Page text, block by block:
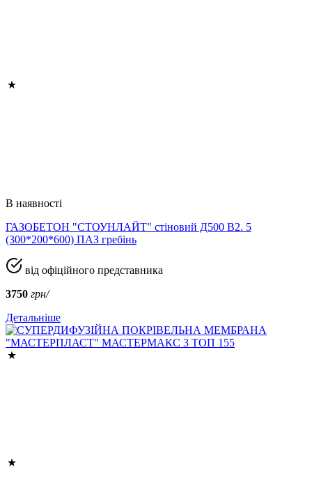
В наявності
ГАЗОБЕТОН "СТОУНЛАЙТ" стіновий Д500 В2. 5
(300*200*600) ПАЗ гребінь
від офіційного представника
3750 грн/
Детальніше